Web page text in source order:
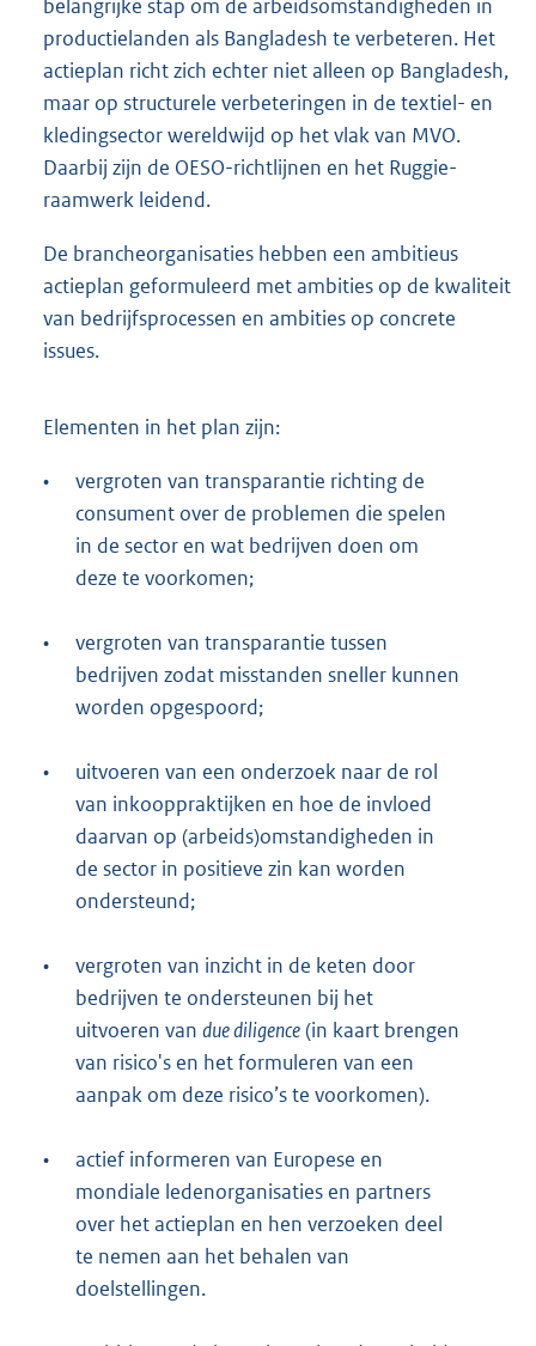
belangrijke stap om de arbeidsomstandigheden in
productielanden als Bangladesh te verbeteren. Het
actieplan richt zich echter niet alleen op Bangladesh,
maar op structurele verbeteringen in de textiel- en
kledingsector wereldwijd op het vlak van MVO.
Daarbij zijn de OESO-richtlijnen en het Ruggie-
raamwerk leidend.
De brancheorganisaties hebben een ambitieus
actieplan geformuleerd met ambities op de kwaliteit
van bedrijfsprocessen en ambities op concrete
issues.
Elementen in het plan zijn:
•
vergroten van transparantie richting de
consument over de problemen die spelen
in de sector en wat bedrijven doen om
deze te voorkomen;
•
vergroten van transparantie tussen
bedrijven zodat misstanden sneller kunnen
worden opgespoord;
•
uitvoeren van een onderzoek naar de rol
van inkooppraktijken en hoe de invloed
daarvan op (arbeids)omstandigheden in
de sector in positieve zin kan worden
ondersteund;
•
vergroten van inzicht in de keten door
bedrijven te ondersteunen bij het
uitvoeren van due diligence(in kaart brengen
van risico's en het formuleren van een
aanpak om deze risico’s te voorkomen).
•
actief informeren van Europese en
mondiale ledenorganisaties en partners
over het actieplan en hen verzoeken deel
te nemen aan het behalen van
doelstellingen.